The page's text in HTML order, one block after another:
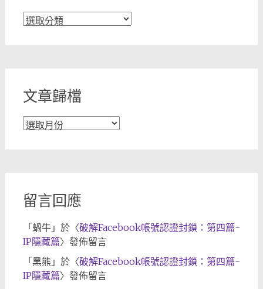
文
文章歸檔
文
留言回應
「 蝸牛」於〈破解Facebook帳號認證封鎖：第四篇-
IP隱藏篇〉發佈留言
「 黑熊 」於〈破解Facebook帳號認證封鎖：第四篇-
IP隱藏篇〉發佈留言